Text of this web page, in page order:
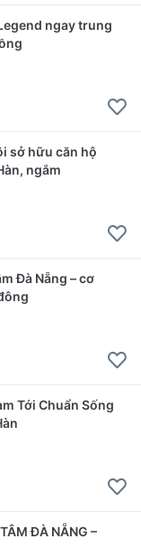
ngay trung
sở hữu căn hộ
ngắm
Đà Nẵng – cơ
Tới Chuẩn Sống
ĐÀ NẴNG –